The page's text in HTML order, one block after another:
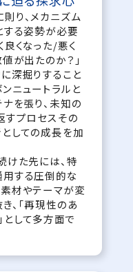
り、メカニズム
する姿勢が必要
良くなった/悪く
が出たのか？」
深掘りすること
ニュートラルと
を張り、未知の
すプロセスその
しての成長を加
けた先には、特
用する圧倒的な
材やテーマが変
、「再現性のあ
して多方面で